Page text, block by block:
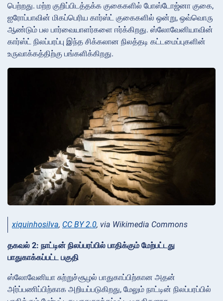
பெற்றது. மற்ற குறிப்பிடத்தக்க குகைகளில் போஸ்டோஜ்னா குகை,
ஐரோப்பாவின் மிகப்பெரிய கார்ஸ்ட் குகைகளில் ஒன்று, ஒவ்வொரு
ஆண்டும் பல பார்வையாளர்களை ஈர்க்கிறது. ஸ்லோவேனியாவின்
கார்ஸ்ட் நிலப்பரப்பு இந்த சிக்கலான நிலத்தடி கட்டமைப்புகளின்
உருவாக்கத்திற்கு பங்களிக்கிறது.
xiquinhosilva, CC BY 2.0, via Wikimedia Commons
தகவல் 2: நாட்டின் நிலப்பரப்பில் பாதிக்கும் மேற்பட்டது
பாதுகாக்கப்பட்ட பகுதி
ஸ்லோவேனியா சுற்றுச்சூழல் பாதுகாப்பிற்கான அதன்
அர்ப்பணிப்பிற்காக அறியப்படுகிறது, மேலும் நாட்டின் நிலப்பரப்பில்